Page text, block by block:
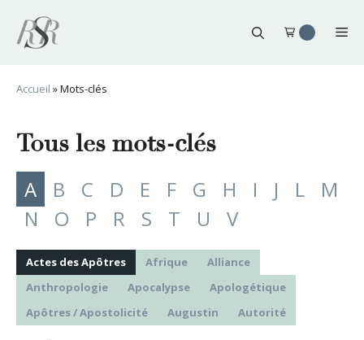
contenu
Accueil »Mots-clés
Tous les mots-clés
A B C D E F G H I J L
M
N
O P R S T U V
Actes des Apôtres Afrique
Alliance
Anthropologie
Apocalypse
Apologétique
Apôtres / Apostolicité
Augustin Autorité